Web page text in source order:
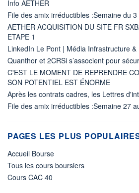
Info AETHER
File des amix irréductibles :Semaine du
AETHER ACQUISITION DU SITE FR
ETAPE 1
LinkedIn Le Pont | Média Infrastructure &
Quanthor et 2CRSi s’associent pour
C'EST LE MOMENT DE REPRENDRE
SON POTENTIEL EST ÉNORME
Après les contrats cadres, les Lettres
File des amix irréductibles :Semaine 27
PAGES LES PLUS
Accueil Bourse
Tous les cours boursiers
Cours CAC 40